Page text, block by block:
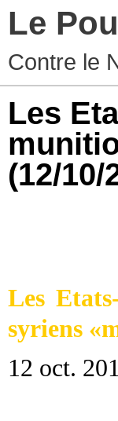
Le
Contre le
Les
(12/10/
Les
syriens
12 oct.